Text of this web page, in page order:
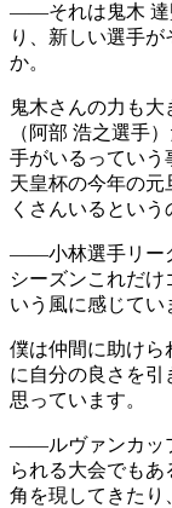
――それは鬼木 達
り、新しい選手
か。
鬼木さんの力も
（阿部 浩之選手
手がいるっていう
天皇杯の今年の元
くさんいるという
――小林選手リー
シーズンこれだけ
いう風に感じてい
僕は仲間に助けら
に自分の良さを引
思っています。
――ルヴァンカッ
られる大会でもあ
角を現してきたり